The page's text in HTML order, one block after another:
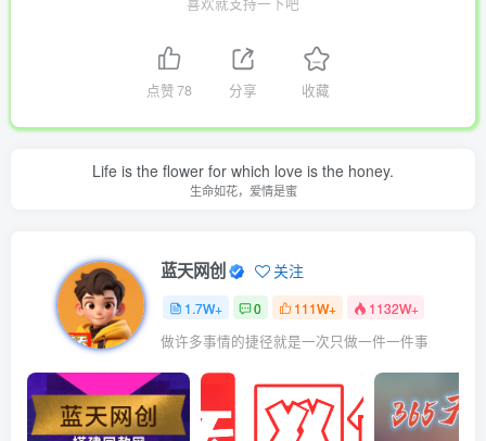
点赞78 分享 收藏
Life is the flower for which love is the honey.
生命如花，爱情是蜜
蓝天网创 关注
1.7W+ 0 111W+ 1132W+
做许多事情的捷径就是一次只做一件一件事